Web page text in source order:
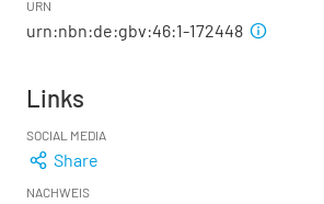
URN
urn:nbn:de:gbv:46:1-172448
Links
SOCIAL MEDIA
Share
NACHWEIS